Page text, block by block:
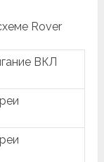
Rover
ВКЛ